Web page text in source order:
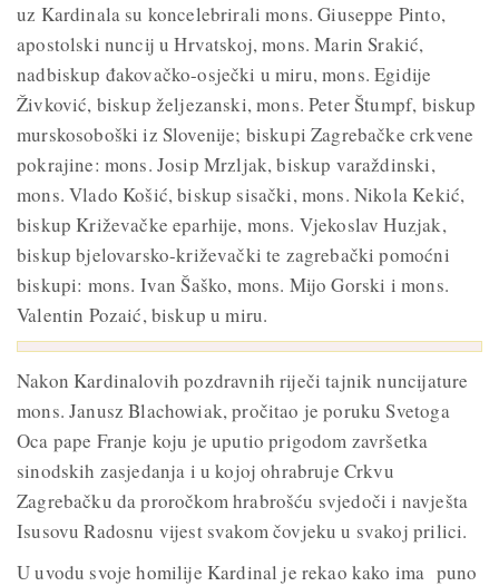
uz Kardinala su koncelebrirali mons. Giuseppe Pinto,
apostolski nuncij u Hrvatskoj, mons. Marin Srakić,
nadbiskup đakovačko-osječki u miru, mons. Egidije
Živković, biskup željezanski, mons. Peter Štumpf, biskup
murskosoboški iz Slovenije; biskupi Zagrebačke crkvene
pokrajine: mons. Josip Mrzljak, biskup varaždinski,
mons. Vlado Košić, biskup sisački, mons. Nikola Kekić,
biskup Križevačke eparhije, mons. Vjekoslav Huzjak,
biskup bjelovarsko-križevački te zagrebački pomoćni
biskupi: mons. Ivan Šaško, mons. Mijo Gorski i mons.
Valentin Pozaić, biskup u miru.
Nakon Kardinalovih pozdravnih riječi tajnik nuncijature
mons. Janusz Blachowiak, pročitao je poruku Svetoga
Oca pape Franje koju je uputio prigodom završetka
sinodskih zasjedanja i u kojoj ohrabruje Crkvu
Zagrebačku da proročkom hrabrošću svjedoči i navješta
Isusovu Radosnu vijest svakom čovjeku u svakoj prilici.
U uvodu svoje homilije Kardinal je rekao kako ima puno